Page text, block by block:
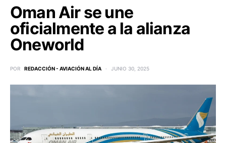
Oman Air se une
oficialmente a la alianza
Oneworld
POR REDACCIÓN - AVIACIÓN AL DÍA JUNIO 30, 2025